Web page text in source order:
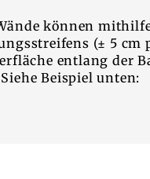
können
(± 5 cm
entlang der
Beispiel unten: